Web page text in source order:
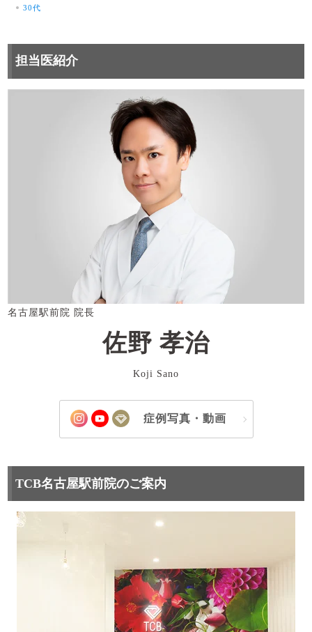
30代
担当医紹介
名古屋駅前院 院長
佐野 孝治
Koji Sano
症例写真・動画
TCB名古屋駅前院のご案内